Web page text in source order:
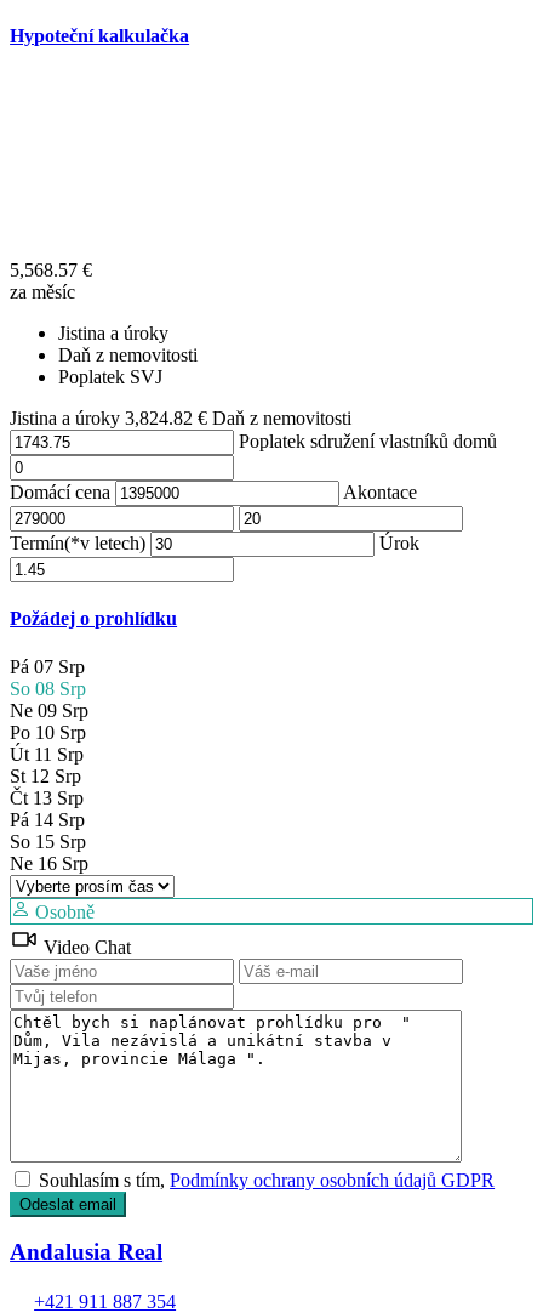
Hypoteční kalkulačka
5,568.57 €
za měsíc
Jistina a úroky
Daň z nemovitosti
Poplatek SVJ
Jistina a úroky 3,824.82 €Daň z nemovitosti
Poplatek sdružení vlastníků domů
Domácí cena Akontace
Termín(*v letech) Úrok
Požádej o prohlídku
Pá 07 Srp
So 08 Srp
Ne 09 Srp
Po 10 Srp
Út 11 Srp
St 12 Srp
Čt 13 Srp
Pá 14 Srp
So 15 Srp
Ne 16 Srp
Osobně
Video Chat
Souhlasím s tím,Podmínky ochrany osobních údajů GDPR
Andalusia Real
+421 911 887 354